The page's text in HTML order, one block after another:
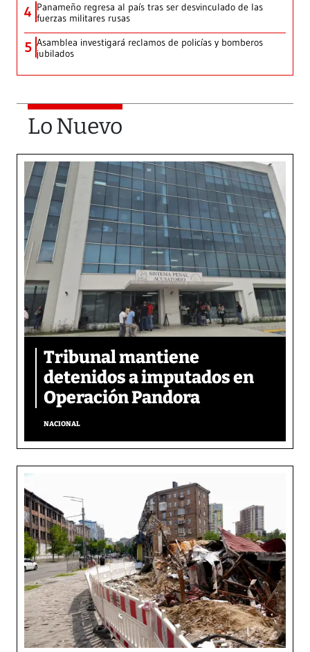
4 Panameño regresa al país tras ser desvinculado de las
fuerzas militares rusas
5 Asamblea investigará reclamos de policías y bomberos
jubilados
Lo Nuevo
Tribunal mantiene
detenidos a imputados en
Operación Pandora
NACIONAL